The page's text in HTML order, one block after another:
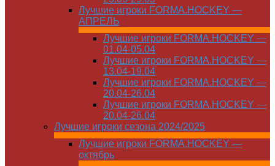
Лучшие игроки FORMA.HOCKEY —
АПРЕЛЬ
Лучшие игроки FORMA.HOCKEY —
01.04-05.04
Лучшие игроки FORMA.HOCKEY —
13.04-19.04
Лучшие игроки FORMA.HOCKEY —
20.04-26.04
Лучшие игроки FORMA.HOCKEY —
20.04-26.04
Лучшие игроки сезона 2024/2025
Лучшие игроки FORMA.HOCKEY —
октябрь